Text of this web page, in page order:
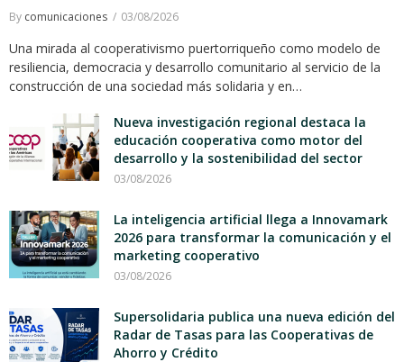
By comunicaciones 03/08/2026
Una mirada al cooperativismo puertorriqueño como modelo de
resiliencia, democracia y desarrollo comunitario al servicio de la
construcción de una sociedad más solidaria y en…
Nueva investigación regional destaca la
educación cooperativa como motor del
desarrollo y la sostenibilidad del sector
03/08/2026
La inteligencia artificial llega a Innovamark
2026 para transformar la comunicación y el
marketing cooperativo
03/08/2026
Supersolidaria publica una nueva edición del
Radar de Tasas para las Cooperativas de
Ahorro y Crédito